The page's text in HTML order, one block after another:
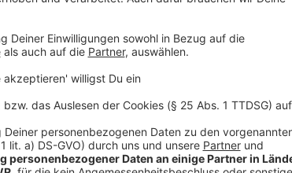
Anzeige
Die Stichwahl findet jetzt am Sonntag (27.
anderen Parteien hat es nicht gegeben.
Weitere Infos und Links zum Thema!